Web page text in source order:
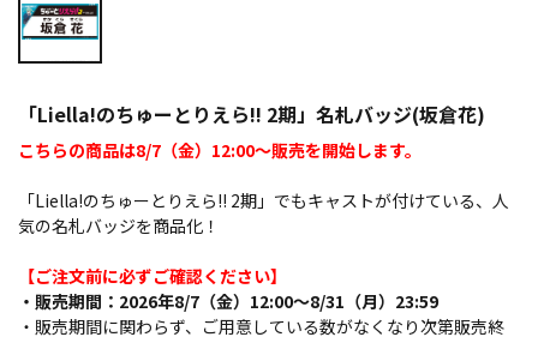
「Liella!のちゅーとりえら!! 2期」名札バッジ(坂倉花)
こちらの商品は8/7（金）12:00～販売を開始します。
「Liella!のちゅーとりえら!! 2期」でもキャストが付けている、人
気の名札バッジを商品化！
【ご注文前に必ずご確認ください】
・販売期間：2026年8/7（金）12:00～8/31（月）23:59
・販売期間に関わらず、ご用意している数がなくなり次第販売終